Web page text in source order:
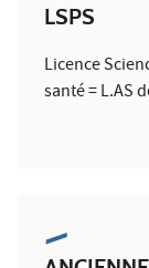
LSPS
Licence
santé = L.AS